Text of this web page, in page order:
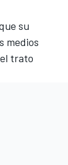
su
medios
trato